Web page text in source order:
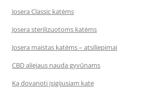
Josera Classic katėms
Josera sterilizuotoms katėms
Josera maistas katėms – atsiliepimai
CBD aliejaus nauda gyvūnams
Ką dovanoti įsigijusiam katę